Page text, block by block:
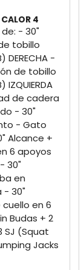
4
- 30"
tobillo
DERECHA -
de tobillo
IZQUIERDA
de cadera
- 30"
- Gato
Alcance +
6 apoyos
30"
en
- 30"
en 6
Budas + 2
SJ (Squat
Jacks